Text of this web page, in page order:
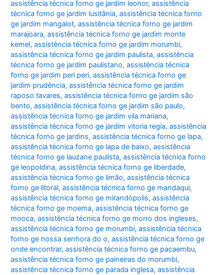
assistência técnica forno ge jardim leonor,assistência
técnica forno ge jardim lusitânia,assistência técnica forno
ge jardim mangalot,assistência técnica forno ge jardim
marajoara,assistência técnica forno ge jardim monte
kemel,assistência técnica forno ge jardim morumbi,
assistência técnica forno ge jardim paulista,assistência
técnica forno ge jardim paulistano,assistência técnica
forno ge jardim peri peri,assistência técnica forno ge
jardim prudência,assistência técnica forno ge jardim
raposo tavares,assistência técnica forno ge jardim são
bento,assistência técnica forno ge jardim são paulo,
assistência técnica forno ge jardim vila mariana,
assistência técnica forno ge jardim vitoria regia,assistência
técnica forno ge jardins,assistência técnica forno ge lapa,
assistência técnica forno ge lapa de baixo,assistência
técnica forno ge lauzane paulista,assistência técnica forno
ge leopoldina,assistência técnica forno ge liberdade,
assistência técnica forno ge limão,assistência técnica
forno ge litoral,assistência técnica forno ge mandaqui,
assistência técnica forno ge mirandópolis,assistência
técnica forno ge moema,assistência técnica forno ge
mooca,assistência técnica forno ge morro dos ingleses,
assistência técnica forno ge morumbi,assistência técnica
forno ge nossa senhora do o,assistência técnica forno ge
onde encontrar,assistência técnica forno ge pacaembu,
assistência técnica forno ge paineiras do morumbi,
assistência técnica forno ge parada inglesa,assistência